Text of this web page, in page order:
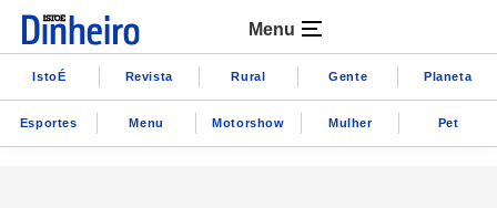
Menu
IstoÉ Revista Rural Gente Planeta
Esportes Menu Motorshow Mulher Pet